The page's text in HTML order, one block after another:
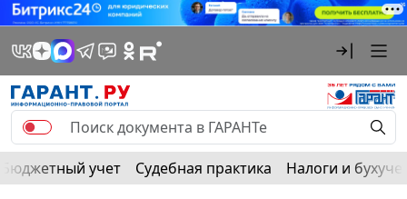
Бюджетный учет Судебная практика Налоги и